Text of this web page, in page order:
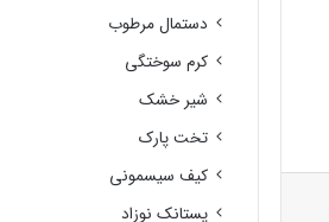
دستمال مرطوب
کرم سوختگی
شیر خشک
تخت پارک
کیف سیسمونی
پستانک نوزاد